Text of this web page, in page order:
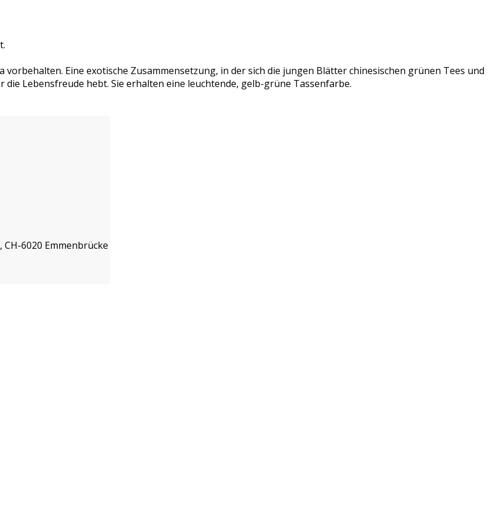
Eine exotische Zusammensetzung, in der sich die jungen Blätter chinesischen grünen Tees und
Lebensfreude hebt. Sie erhalten eine leuchtende, gelb-grüne Tassenfarbe.
6020 Emmenbrücke